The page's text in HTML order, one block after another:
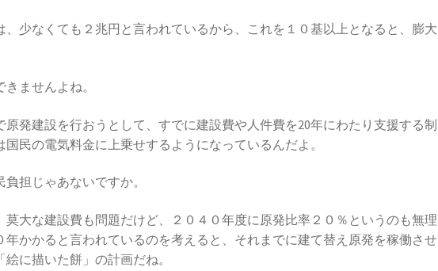
少なくても２兆円と言われているから、これを１０基以上となると、膨大
ませんよね。
発建設を行おうとして、すでに建設費や人件費を20年にわたり支援する制
民の電気料金に上乗せするようになっているんだよ。
担じゃあないですか。
な建設費も問題だけど、２０４０年度に原発比率２０％というのも無理
かかると言われているのを考えると、それまでに建て替え原発を稼働させ
に描いた餅」の計画だね。